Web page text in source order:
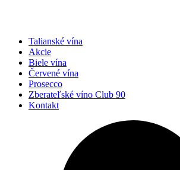
Talianské vína
Akcie
Biele vína
Červené vína
Prosecco
Zberateľské víno Club 90
Kontakt